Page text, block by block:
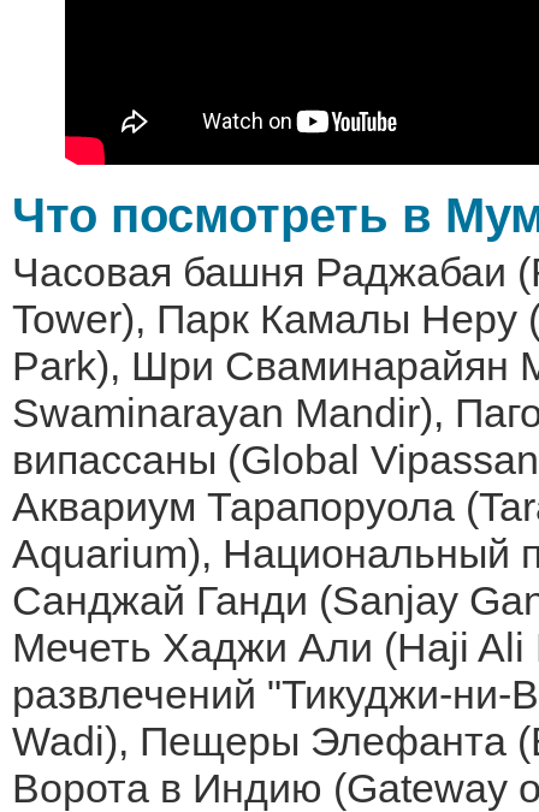
Что посмотреть в
Часовая башня Раджабаи
Tower), Парк Камалы Неру
Park), Шри Сваминарайян
Swaminarayan Mandir),
випассаны (Global
Аквариум Тарапоруола
Aquarium), Национальный
Санджай Ганди (Sanjay
Мечеть Хаджи Али (Haji Ali
развлечений "Тикуджи-ни-
Wadi), Пещеры Элефанта
Ворота в Индию (Gateway